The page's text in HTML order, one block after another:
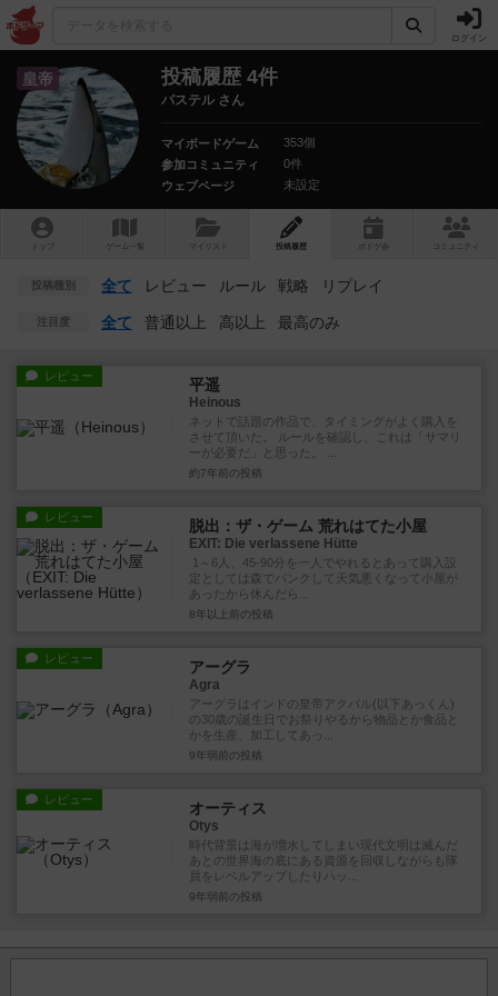
ログイン
皇帝 投稿履歴 4件
パステル さん
マイボードゲーム
353個
参加コミュニティ
0件
ウェブページ
未設定
トップ ゲーム一覧 マイリスト 投稿履歴 ボ ドゲ コミュニティ
投稿種別 全て レビュー ルール 戦略 リプレイ
注目度 全て 普通以上 高以上 最高のみ
レビュー 平遥
Heinous
ネットで話題の作品で、タイミングがよく購入を
させて頂いた。 ルールを確認し、これは「サマリ
ーが必要だ」と思った。 ...
約7年前 の投稿
レビュー 脱出：ザ・ゲーム 荒れはてた小屋
EXIT: Die verlassene Hütte
1～6人、45-90分を一人でやれるとあって購入設
定としては森でパンクして天気悪くなって小屋が
あったから休んだら...
8年以上前 の投稿
レビュー アーグラ
Agra
アーグラはインドの皇帝アクバル(以下あっくん)
の30歳の誕生日でお祭りやるから物品とか食品と
かを生産、加工してあっ...
9年弱前 の投稿
レビュー オーティス
Otys
時代背景は海が増水してしまい現代文明は滅んだ
あとの世界海の底にある資源を回収しながらも隊
員をレベルアップしたりハッ...
9年弱前 の投稿